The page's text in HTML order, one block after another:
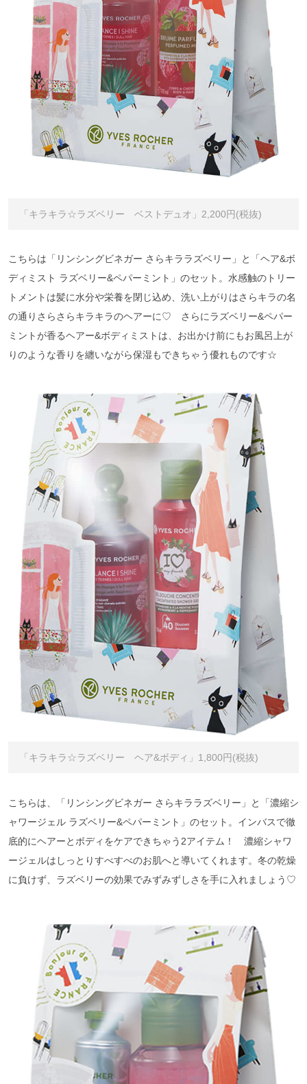
「キラキラ☆ラズベリー ベストデュオ」2,200円(税抜)
こちらは「リンシングビネガー さらキララズベリー」と「ヘア&ボ
ディミスト ラズベリー&ペパーミント」のセット。水感触のトリー
トメントは髪に水分や栄養を閉じ込め、洗い上がりはさらキラの名
の通りさらさらキラキラのヘアーに♡ さらにラズベリー&ペパー
ミントが香るヘアー&ボディミストは、お出かけ前にもお風呂上が
りのような香りを纏いながら保湿もできちゃう優れものです☆
「キラキラ☆ラズベリー ヘア&ボディ」1,800円(税抜)
こちらは、「リンシングビネガー さらキララズベリー」と「濃縮シ
ャワージェル ラズベリー&ペパーミント」のセット。インバスで徹
底的にヘアーとボディをケアできちゃう2アイテム！ 濃縮シャワ
ージェルはしっとりすべすべのお肌へと導いてくれます。冬の乾燥
に負けず、ラズベリーの効果でみずみずしさを手に入れましょう♡